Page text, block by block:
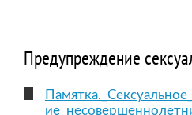
Предупреждение